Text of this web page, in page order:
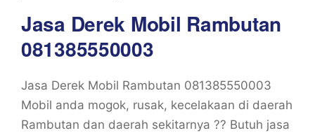
Jasa Derek Mobil Rambutan
081385550003
Jasa Derek Mobil Rambutan 081385550003
Mobil anda mogok, rusak, kecelakaan di daerah
Rambutan dan daerah sekitarnya ?? Butuh jasa